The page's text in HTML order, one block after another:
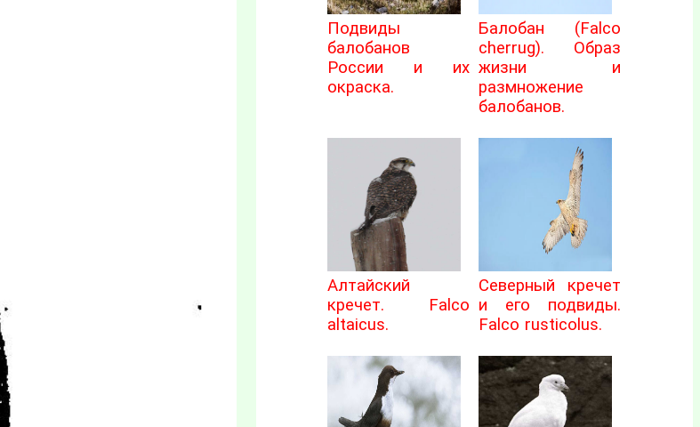
Подвиды
балобанов
России и их
окраска.
Балобан (Falco
cherrug). Образ
жизни и
размножение
балобанов.
Алтайский
кречет. Falco
altaicus.
Северный кречет
и его подвиды.
Falco rusticolus.